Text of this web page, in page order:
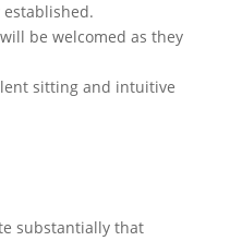
be welcomed as they
sitting and intuitive
substantially that